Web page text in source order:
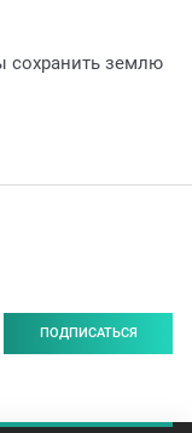
сохранить землю
ПОДПИСАТЬСЯ